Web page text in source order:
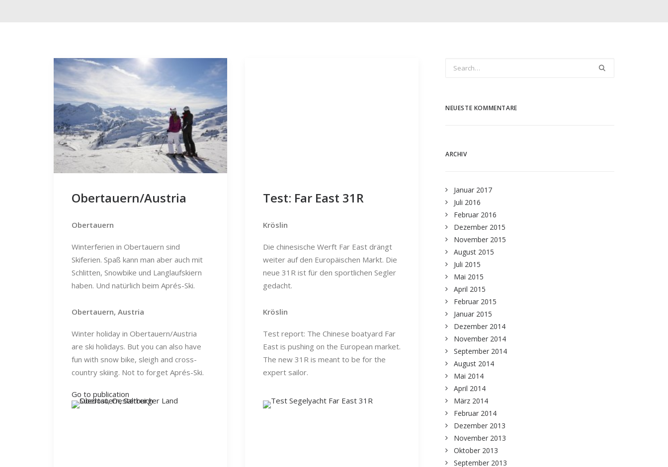
Obertauern/Austria
Obertauern
Winterferien in Obertauern sind
Skiferien. Spaß kann man aber auch mit
Schlitten, Snowbike und Langlaufskiern
haben. Und natürlich beim Aprés-Ski.
Obertauern, Austria
Winter holiday in Obertauern/Austria
are ski holidays. But you can also have
fun with snow bike, sleigh and cross-
country skiing. Not to forget Aprés-Ski.
Go to publication
Test: Far East 31R
Kröslin
Die chinesische Werft Far East drängt
weiter auf den Europäischen Markt. Die
neue 31R ist für den sportlichen Segler
gedacht.
Kröslin
Test report: The Chinese boatyard Far
East is pushing on the European market.
The new 31R is meant to be for the
expert sailor.
NEUESTE KOMMENTARE
ARCHIV
Januar 2017
Juli 2016
Februar 2016
Dezember 2015
November 2015
August 2015
Juli 2015
Mai 2015
April 2015
Februar 2015
Januar 2015
Dezember 2014
November 2014
September 2014
August 2014
Mai 2014
April 2014
März 2014
Februar 2014
Dezember 2013
November 2013
Oktober 2013
September 2013